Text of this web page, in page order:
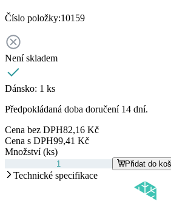
Číslo položky:10159
Není skladem
Dánsko: 1 ks
Předpokládaná doba doručení 14 dní.
Cena bez DPH82,16 Kč
Cena s DPH99,41 Kč
Množství (ks)
Přidat do
Technické specifikace